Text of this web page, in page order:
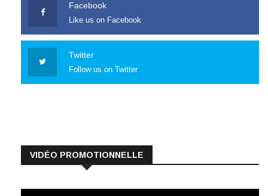
Facebook
Like us on Facebook
Twitter
Follow us on Twitter
VIDÉO PROMOTIONNELLE